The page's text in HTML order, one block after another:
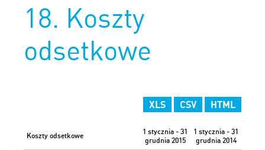
18. Koszty
odsetkowe
XLS CSV HTML
Koszty odsetkowe
1 stycznia - 31
grudnia 2015
1 stycznia - 31
grudnia 2014